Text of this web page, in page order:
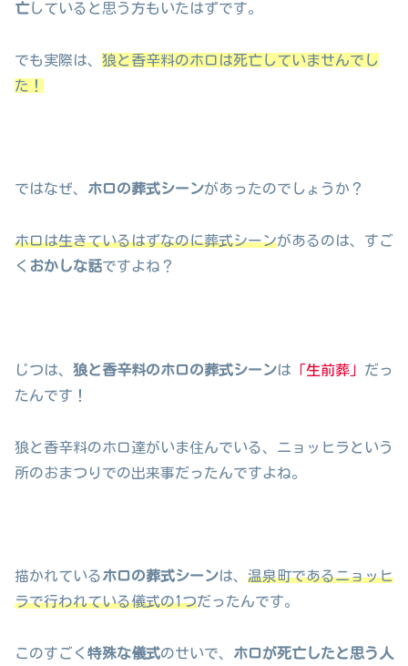
亡していると思う方もいたはずです。
でも実際は、 狼と香辛料のホロは死亡していませんでし
た！
ではなぜ、 ホロの葬式シーンがあったのでしょうか？
ホロは生きているはずなのに葬式シーンがあるのは、すご
く おかしな話ですよね？
じつは、 狼と香辛料のホロの葬式シーンは 「生前葬」 だっ
たんです！
狼と香辛料のホロ達がいま住んでいる、ニョッヒラという
所のおまつりでの出来事だったんですよね。
描かれているホロの葬式シーンは、 温泉町であるニョッヒ
ラで行われている儀式の1つだったんです。
このすごく 特殊な儀式のせいで、 ホロが死亡したと思う人